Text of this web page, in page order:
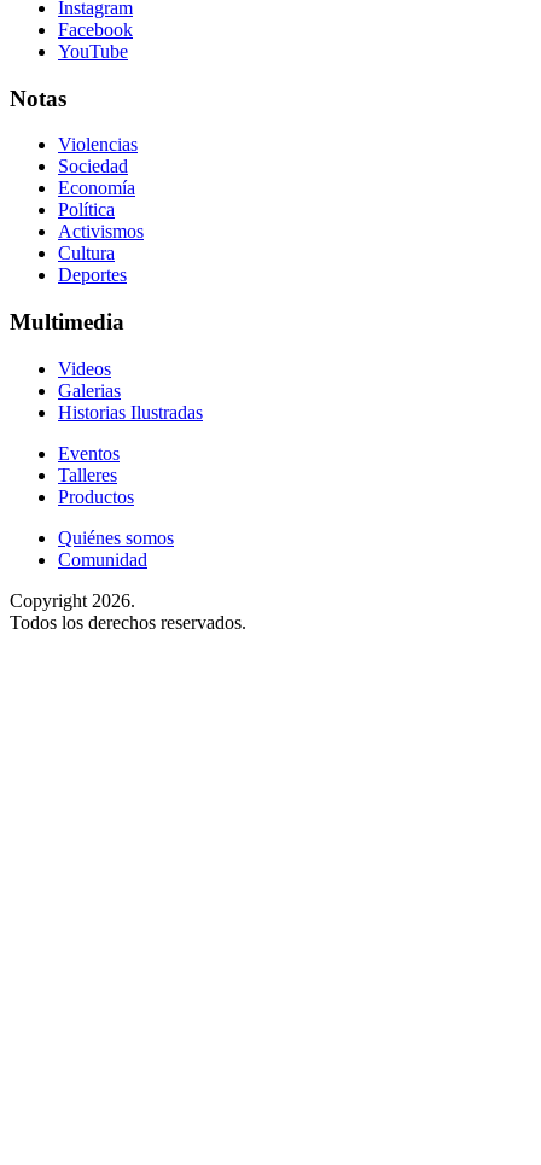
Instagram
Facebook
YouTube
Notas
Violencias
Sociedad
Economía
Política
Activismos
Cultura
Deportes
Multimedia
Videos
Galerias
Historias Ilustradas
Eventos
Talleres
Productos
Quiénes somos
Comunidad
Copyright 2026.
Todos los derechos reservados.